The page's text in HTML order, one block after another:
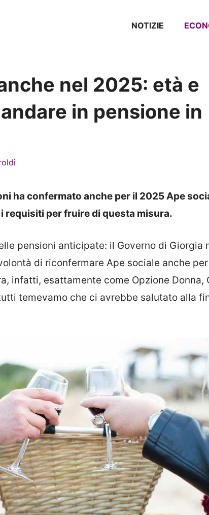
NOTIZIE
nel 2025: età e
in pensione in
ha confermato anche per il 2025 Ape
requisiti per fruire di questa misura.
pensioni anticipate: il Governo di Giorgia
di riconfermare Ape sociale anche
infatti, esattamente come Opzione Donna,
temevamo che ci avrebbe salutato alla